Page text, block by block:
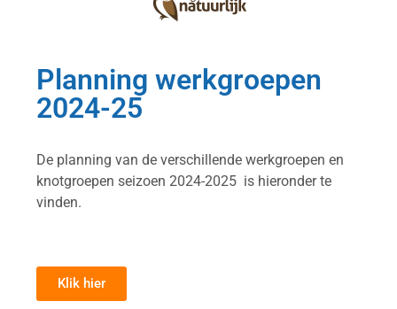
Planning werkgroepen
2024-25
De planning van de verschillende werkgroepen en
knotgroepen seizoen 2024-2025 is hieronder te
vinden.
Klik hier